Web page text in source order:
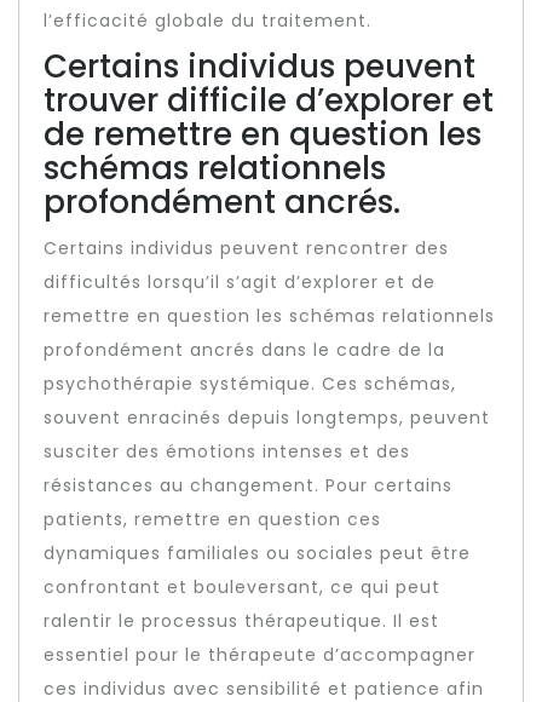
l’efficacité globale du traitement.
Certains individus peuvent
trouver difficile d’explorer et
de remettre en question les
schémas relationnels
profondément ancrés.
Certains individus peuvent rencontrer des
difficultés lorsqu’il s’agit d’explorer et de
remettre en question les schémas relationnels
profondément ancrés dans le cadre de la
psychothérapie systémique. Ces schémas,
souvent enracinés depuis longtemps, peuvent
susciter des émotions intenses et des
résistances au changement. Pour certains
patients, remettre en question ces
dynamiques familiales ou sociales peut être
confrontant et bouleversant, ce qui peut
ralentir le processus thérapeutique. Il est
essentiel pour le thérapeute d’accompagner
ces individus avec sensibilité et patience afin